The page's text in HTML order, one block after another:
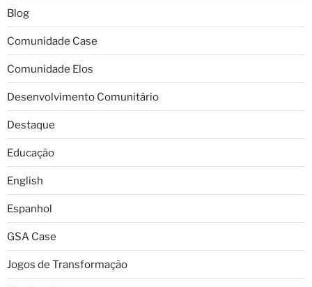
Blog
Comunidade Case
Comunidade Elos
Desenvolvimento Comunitário
Destaque
Educação
English
Espanhol
GSA Case
Jogos de Transformação